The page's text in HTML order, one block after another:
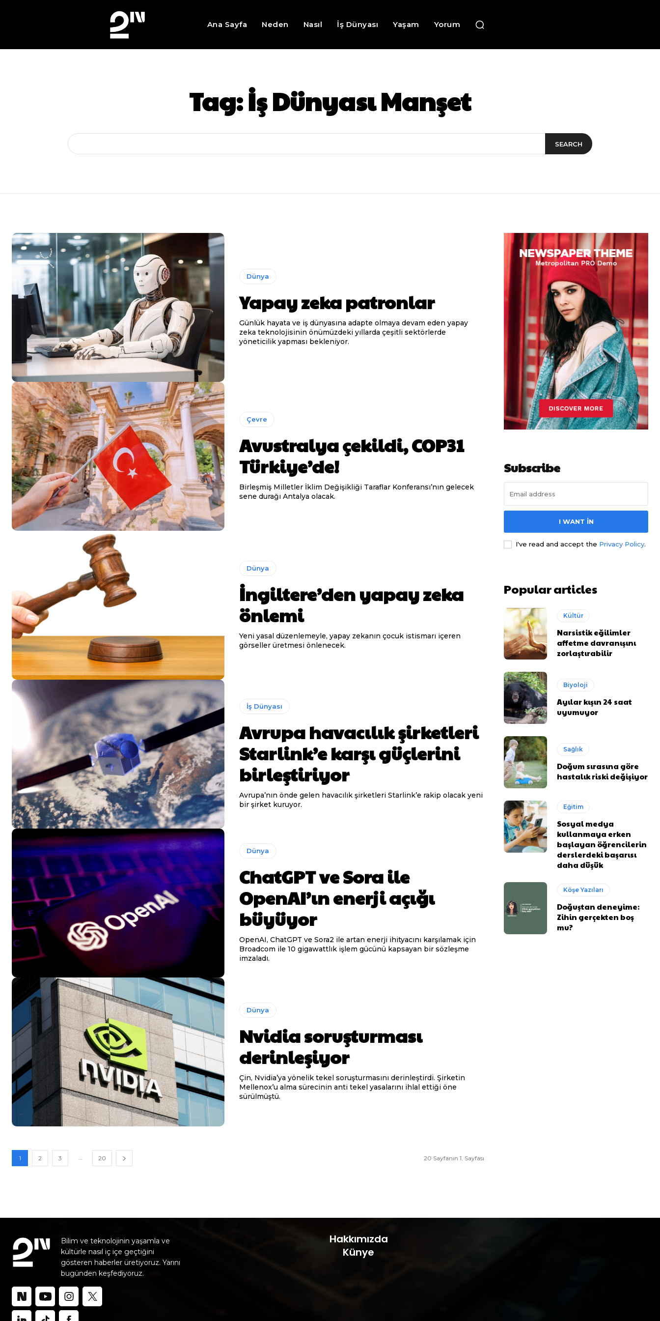
Ana Sayfa Neden Nasıl İş Dünyası Yaşam Yorum
Tag:İş Dünyası Manşet
SEARCH
Dünya
Yapay zeka patronlar
Günlük hayata ve iş dünyasına adapte olmaya devam eden yapay
zeka teknolojisinin önümüzdeki yıllarda çeşitli sektörlerde
yöneticilik yapması bekleniyor.
Çevre
Avustralya çekildi, COP31
Türkiye’de!
Birleşmiş Milletler İklim Değişikliği Taraflar Konferansı’nın gelecek
sene durağı Antalya olacak.
Dünya
İngiltere’den yapay zeka
önlemi
Yeni yasal düzenlemeyle, yapay zekanın çocuk istismarı içeren
görseller üretmesi önlenecek.
İş Dünyası
Avrupa havacılık şirketleri
Starlink’e karşı güçlerini
birleştiriyor
Avrupa’nın önde gelen havacılık şirketleri Starlink’e rakip olacak yeni
bir şirket kuruyor.
Dünya
ChatGPT ve Sora ile
OpenAI’ın enerji açığı
büyüyor
OpenAI, ChatGPT ve Sora2 ile artan enerji ihityacını karşılamak için
Broadcom ile 10 gigawattlık işlem gücünü kapsayan bir sözleşme
imzaladı.
Dünya
Nvidia soruşturması
derinleşiyor
Çin, Nvidia’ya yönelik tekel soruşturmasını derinleştirdi. Şirketin
Mellenox’u alma sürecinin anti tekel yasalarını ihlal ettiği öne
sürülmüştü.
1 2 3 ... 20 20 Sayfanın 1. Sayfası
Subscribe
I WANT IN
I've read and accept the Privacy Policy.
Popular articles
Kültür
Narsistik eğilimler
affetme davranışını
zorlaştırabilir
Biyoloji
Ayılar kışın 24 saat
uyumuyor
Sağlık
Doğum sırasına göre
hastalık riski değişiyor
Eğitim
Sosyal medya
kullanmaya erken
başlayan öğrencilerin
derslerdeki başarısı
daha düşük
Köşe Yazıları
Doğuştan deneyime:
Zihin gerçekten boş
mu?
Bilim ve teknolojinin yaşamla ve
kültürle nasıl iç içe geçtiğini
gösteren haberler üretiyoruz. Yarını
bugünden keşfediyoruz.
Hakkımızda
Künye